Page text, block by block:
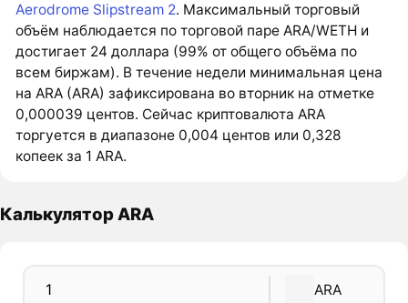
Aerodrome Slipstream 2. Максимальный торговый
объём наблюдается по торговой паре ARA/WETH и
достигает 24 доллара (99% от общего объёма по
всем биржам). В течение недели минимальная цена
на ARA (ARA) зафиксирована во вторник на отметке
0,000039 центов. Сейчас криптовалюта ARA
торгуется в диапазоне 0,004 центов или 0,328
копеек за 1 ARA.
Калькулятор ARA
ARA